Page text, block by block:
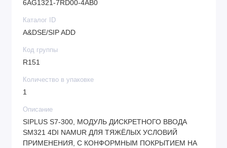
6AG1321-7RD00-4AB0
Каталог ID
A&DSE/SIP ADD
Код группы
R151
Количество в упаковке
1
Описание
SIPLUS S7-300, МОДУЛЬ ДИСКРЕТНОГО ВВОДА
SM321 4DI NAMUR ДЛЯ ТЯЖЁЛЫХ УСЛОВИЙ
ПРИМЕНЕНИЯ, С КОНФОРМНЫМ ПОКРЫТИЕМ НА